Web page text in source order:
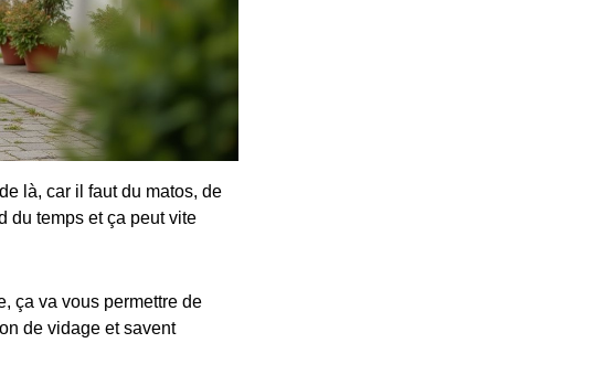
là, car il faut du matos, de
du temps et ça peut vite
ça va vous permettre de
de vidage et savent